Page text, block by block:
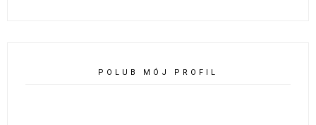
POLUB MÓJ PROFIL